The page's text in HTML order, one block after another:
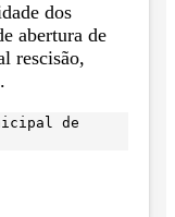
dos
abertura de
rescisão,
de